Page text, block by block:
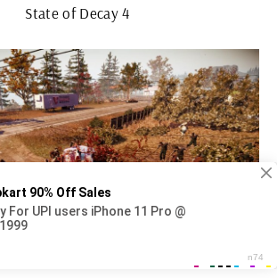
State of Decay 4